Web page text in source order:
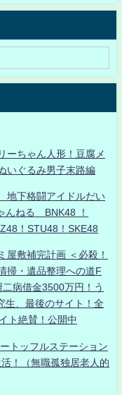
ーちゃん人形！豆腐メ
いぐるみ男子末路編
下格闘アイドルだい
んねる BNK48 ！
！STU48！SKE48
屋敷補完計画 ＜必殺！
掃・遺品整理への道F
病借金3500万円！う
生、最後のサイト！全
ト絶賛！公開中
トッフルステーション
！（無職孤独居老人的